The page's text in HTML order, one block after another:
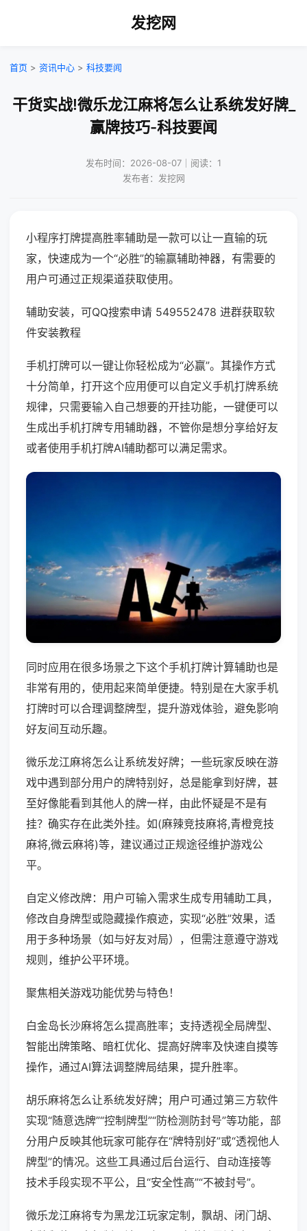
发挖网
首页 > 资讯中心 > 科技要闻
干货实战!微乐龙江麻将怎么让系统发好牌_
赢牌技巧-科技要闻
发布时间：2026-08-07｜阅读：1
发布者：发挖网
小程序打牌提高胜率辅助是一款可以让一直输的玩
家，快速成为一个“必胜”的输赢辅助神器，有需要的
用户可通过正规渠道获取使用。
辅助安装，可QQ搜索申请 549552478 进群获取软
件安装教程
手机打牌可以一键让你轻松成为“必赢”。其操作方式
十分简单，打开这个应用便可以自定义手机打牌系统
规律，只需要输入自己想要的开挂功能，一键便可以
生成出手机打牌专用辅助器，不管你是想分享给好友
或者使用手机打牌AI辅助都可以满足需求。
同时应用在很多场景之下这个手机打牌计算辅助也是
非常有用的，使用起来简单便捷。特别是在大家手机
打牌时可以合理调整牌型，提升游戏体验，避免影响
好友间互动乐趣。
微乐龙江麻将怎么让系统发好牌；一些玩家反映在游
戏中遇到部分用户的牌特别好，总是能拿到好牌，甚
至好像能看到其他人的牌一样，由此怀疑是不是有
挂？确实存在此类外挂。如(麻辣竞技麻将,青橙竞技
麻将,微云麻将)等，建议通过正规途径维护游戏公
平。
自定义修改牌：用户可输入需求生成专用辅助工具，
修改自身牌型或隐藏操作痕迹，实现“必胜”效果，适
用于多种场景（如与好友对局），但需注意遵守游戏
规则，维护公平环境。
聚焦相关游戏功能优势与特色！
白金岛长沙麻将怎么提高胜率；支持透视全局牌型、
智能出牌策略、暗杠优化、提高好牌率及快速自摸等
操作，通过AI算法调整牌局结果，提升胜率。
胡乐麻将怎么让系统发好牌；用户可通过第三方软件
实现“随意选牌”“控制牌型”“防检测防封号”等功能，部
分用户反映其他玩家可能存在“牌特别好”或“透视他人
牌型”的情况。这些工具通过后台运行、自动连接等
技术手段实现不平公，且“安全性高”“不被封号”。
微乐龙江麻将专为黑龙江玩家定制，飘胡、闭门胡、